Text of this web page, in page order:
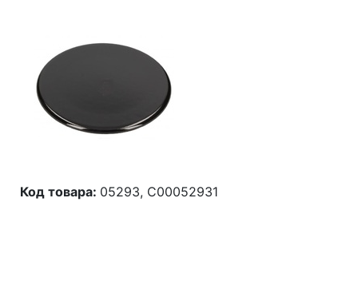
Код товара: 05293, C00052931